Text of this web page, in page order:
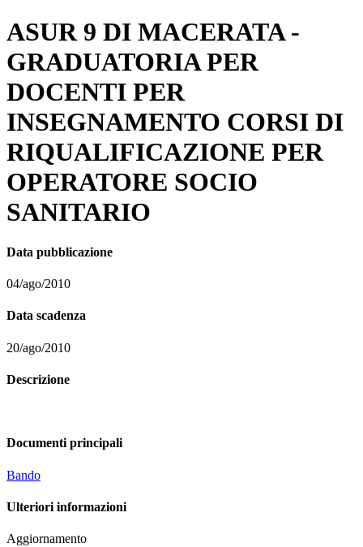
ASUR 9 DI MACERATA -
GRADUATORIA PER
DOCENTI PER
INSEGNAMENTO CORSI DI
RIQUALIFICAZIONE PER
OPERATORE SOCIO
SANITARIO
Data pubblicazione
04/ago/2010
Data scadenza
20/ago/2010
Descrizione
Documenti principali
Bando
Ulteriori informazioni
Aggiornamento